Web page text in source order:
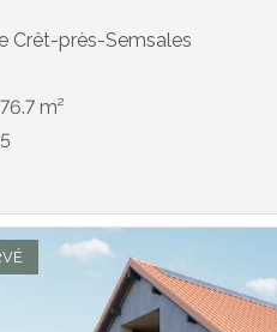
Crêt-près-Semsales
m²